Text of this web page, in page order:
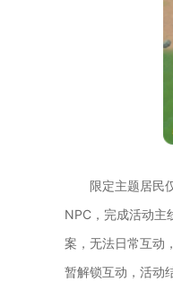
限定主题居民
NPC，完成活动主
案，无法日常互动
暂解锁互动，活动